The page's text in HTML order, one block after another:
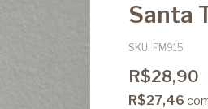
Santa
SKU: FM915
R$28,90
R$27,46